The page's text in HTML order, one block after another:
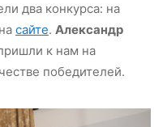
два конкурса: на
сайте. Александр
к нам на
победителей.